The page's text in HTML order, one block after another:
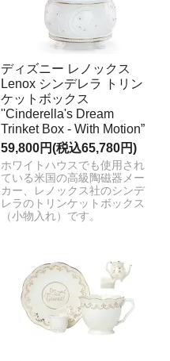
ディズニー レノックス
Lenox シンデレラ トリン
ケットボックス
''Cinderella's Dream
Trinket Box - With Motion”
59,800円(税込65,780円)
ホワイトハウスでも使用され
ている米国の高級陶磁器メー
カー、レノックス社のシンデ
レラのトリンケットボックス
（小物入れ）です。